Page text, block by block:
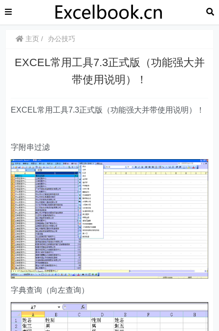
主页 办公技巧
EXCEL常用工具7.3正式版（功能强大并
带使用说明）！
EXCEL常用工具7.3正式版（功能强大并带使用说明）！
字附串过滤
字典查询（向左查询）